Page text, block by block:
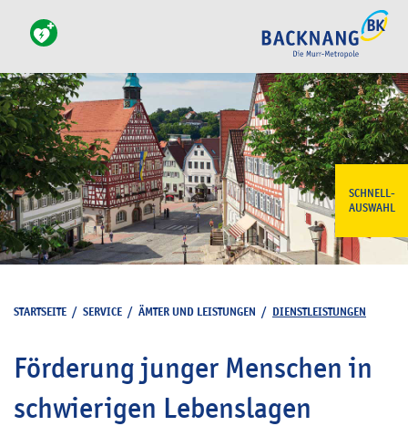
SCHNELL-
AUSWAHL
STARTSEITE / SERVICE / ÄMTER UND LEISTUNGEN / DIENSTLEISTUNGEN
Förderung junger Menschen in
schwierigen Lebenslagen